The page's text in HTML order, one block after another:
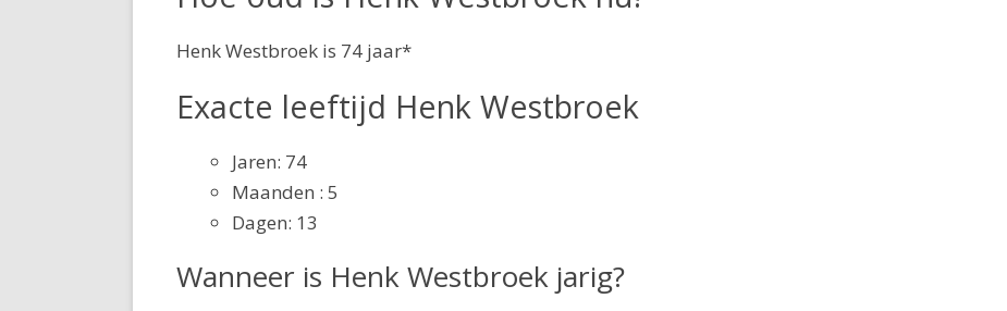
Henk Westbroek is 74 jaar*
Exacte leeftijd Henk Westbroek
Jaren: 74
Maanden : 5
Dagen: 13
Wanneer is Henk Westbroek jarig?